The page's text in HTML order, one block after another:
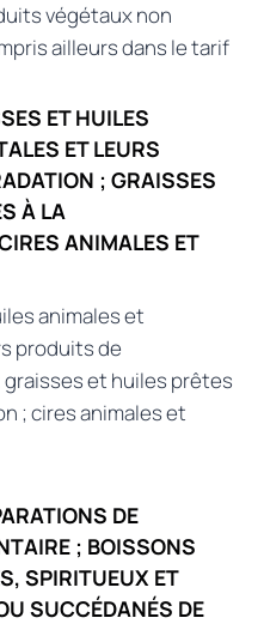
végétaux non
ailleurs dans le tarif
ET HUILES
ET LEURS
; GRAISSES
À LA
ANIMALES ET
animales et
produits de
et huiles prêtes
; cires animales et
DE
; BOISSONS
SPIRITUEUX ET
SUCCÉDANÉS DE